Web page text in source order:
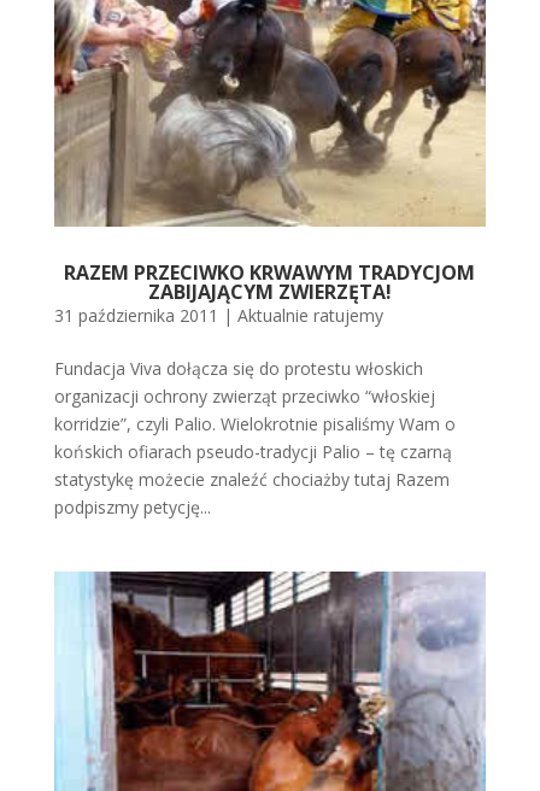
RAZEM PRZECIWKO KRWAWYM TRADYCJOM
ZABIJAJĄCYM ZWIERZĘTA!
31 października 2011 | Aktualnie ratujemy
Fundacja Viva dołącza się do protestu włoskich
organizacji ochrony zwierząt przeciwko “włoskiej
korridzie”, czyli Palio. Wielokrotnie pisaliśmy Wam o
końskich ofiarach pseudo-tradycji Palio – tę czarną
statystykę możecie znaleźć chociażby tutaj Razem
podpiszmy petycję...